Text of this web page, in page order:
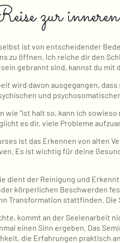
zur
ist von entscheidender
zu öffnen. Ich reiche dir den
gebrannt sind, kannst du mit
wird davon ausgegangen,
und
wie "ist halt so, kann ich
es dir, viele Probleme
ist das Erkennen von alten
Es ist wichtig für deine
dient der Reinigung und
körperlichen Beschwerden
Transformation stattfinden.
kommt an der Seelenarbeit
einen Sinn ergeben. Das
die Erfahrungen praktisch